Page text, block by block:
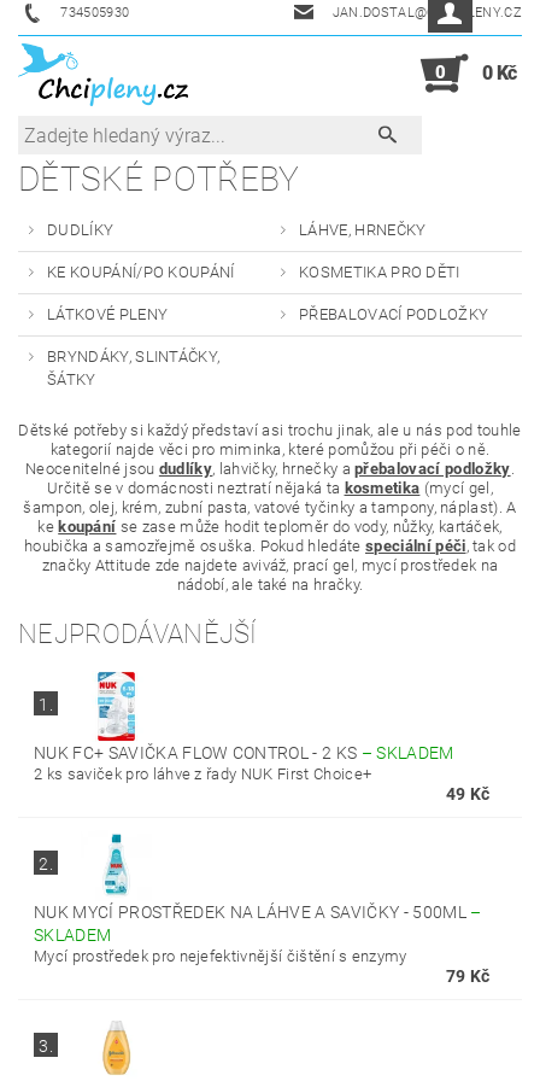
734505930 JAN.DOSTAL@CHCIPLENY.CZ
0 0 Kč
DĚTSKÉ POTŘEBY
DUDLÍKY LÁHVE, HRNEČKY
KE KOUPÁNÍ/PO KOUPÁNÍ KOSMETIKA PRO DĚTI
LÁTKOVÉ PLENY PŘEBALOVACÍ PODLOŽKY
BRYNDÁKY, SLINTÁČKY,
ŠÁTKY
Dětské potřeby si každý představí asi trochu jinak, ale u nás pod touhle
kategorií najde věci pro miminka, které pomůžou při péči o ně.
Neocenitelné jsou dudlíky, lahvičky, hrnečky apřebalovací podložky.
Určitě se v domácnosti neztratí nějaká ta kosmetika (mycí gel,
šampon, olej, krém, zubní pasta, vatové tyčinky a tampony, náplast). A
ke koupání se zase může hodit teploměr do vody, nůžky, kartáček,
houbička a samozřejmě osuška. Pokud hledátespeciální péči, tak od
značky Attitude zde najdete aviváž, prací gel, mycí prostředek na
nádobí, ale také na hračky.
NEJPRODÁVANĚJŠÍ
1.
NUK FC+ SAVIČKA FLOW CONTROL - 2 KS –SKLADEM
2 ks saviček pro láhve z řady NUK First Choice+
49 Kč
2.
NUK MYCÍ PROSTŘEDEK NA LÁHVE A SAVIČKY - 500ML –
SKLADEM
Mycí prostředek pro nejefektivnější čištění s enzymy
79 Kč
3.